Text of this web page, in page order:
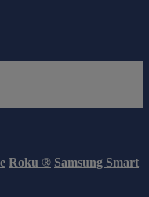
Roku ® Samsung Smart